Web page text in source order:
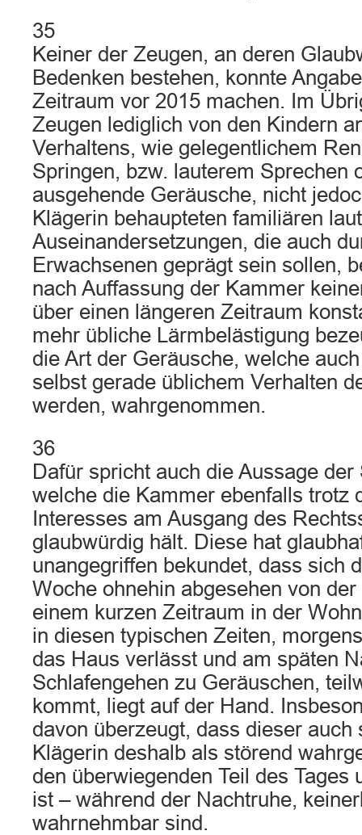
35
Keiner der Zeugen, an deren
Bedenken bestehen, konnte
Zeitraum vor 2015 machen. Im
Zeugen lediglich von den Kindern
Verhaltens, wie gelegentlichem
Springen, bzw. lauterem Sprechen
ausgehende Geräusche, nicht
Klägerin behaupteten familiären
Auseinandersetzungen, die auch
Erwachsenen geprägt sein sollen,
nach Auffassung der Kammer
über einen längeren Zeitraum
mehr übliche Lärmbelästigung
die Art der Geräusche, welche
selbst gerade üblichem Verhalten
werden, wahrgenommen.
36
Dafür spricht auch die Aussage
welche die Kammer ebenfalls trotz
Interesses am Ausgang des
glaubwürdig hält. Diese hat
unangegriffen bekundet, dass sich
Woche ohnehin abgesehen von
einem kurzen Zeitraum in der
in diesen typischen Zeiten,
das Haus verlässt und am späten
Schlafengehen zu Geräuschen,
kommt, liegt auf der Hand.
davon überzeugt, dass dieser auch
Klägerin deshalb als störend
den überwiegenden Teil des Tages
ist – während der Nachtruhe,
wahrnehmbar sind.